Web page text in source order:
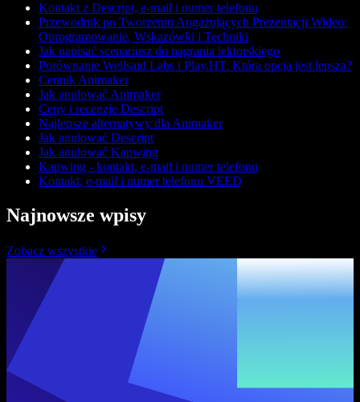
Kontakt z Descript, e-mail i numer telefonu
Przewodnik po Tworzeniu Angażujących Prezentacji Wideo:
Oprogramowanie, Wskazówki i Techniki
Jak napisać scenariusz do nagrania lektorskiego
Porównanie Wellsaid Labs i Play.HT: Która opcja jest lepsza?
Cennik Animaker
Jak anulować Animaker
Ceny i recenzje Descript
Najlepsze alternatywy dla Animaker
Jak anulować Descript
Jak anulować Kapwing
Kapwing - kontakt, e-mail i numer telefonu
Kontakt, e-mail i numer telefonu VEED
Najnowsze wpisy
Zobacz wszystkie